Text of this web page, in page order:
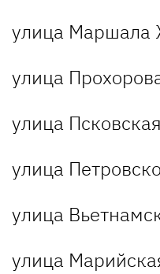
улица Маршала
улица
улица
улица
улица
улица